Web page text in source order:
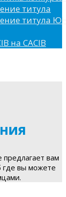
титула
титула
на CACIB
вам
где вы можете